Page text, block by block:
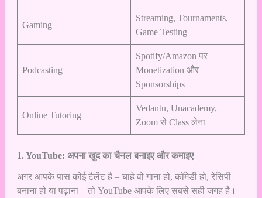
Gaming
Streaming, Tournaments,
Game Testing
Podcasting
Spotify/Amazon पर
Monetization और
Sponsorships
Online Tutoring
Vedantu, Unacademy,
Zoom से Class लेना
1. YouTube: अपना खुद का चैनल बनाइए और कमाइए
अगर आपके पास कोई टैलेंट है – चाहे वो गाना हो, कॉमेडी हो, रेसिपी
बनाना हो या पढ़ाना – तो YouTube आपके लिए सबसे सही जगह है।